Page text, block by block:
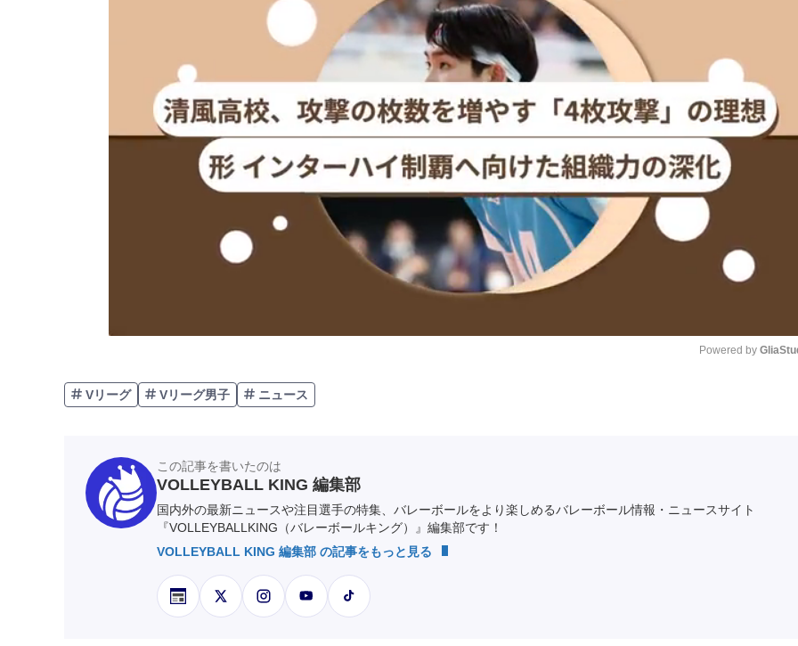
Powered by
Vリーグ Vリーグ男子 ニュース
この記事を書いたのは
VOLLEYBALL KING 編集部
国内外の最新ニュースや注目選手の特集、バレーボールをより楽しめるバレーボール情報・ニュースサイト
『VOLLEYBALLKING（バレーボールキング）』編集部です！
VOLLEYBALL KING 編集部 の記事をもっと見る